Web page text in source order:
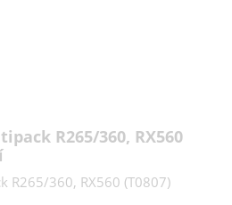
R265/360, RX560
R265/360, RX560 (T0807)